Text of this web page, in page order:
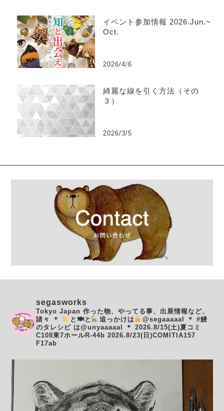
イベント参加情報 2026.Jun.~
Oct.
2026/4/6
綺麗な線を引く方法（その
３）
2026/3/5
segasworks
Tokyo Japan 作った物、やってる事、出展情報など、
諸々
＊ と🍽と 追っかけは @segaaaaal ＊ #鰻
のタレシピ は@unyaaaaal
＊ 2026.8/15(土)夏コミ
C108東7ホールR-44b 2026.8/23(日)COMITIA157
F17ab